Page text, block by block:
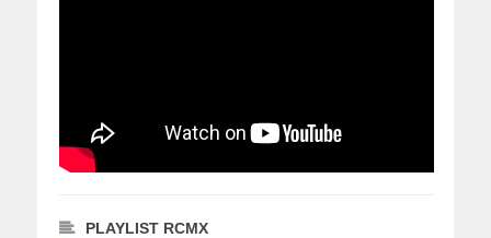
PLAYLIST RCMX